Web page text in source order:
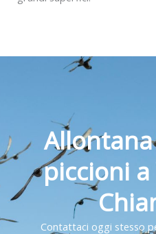
piccioni
Contattaci oggi stesso